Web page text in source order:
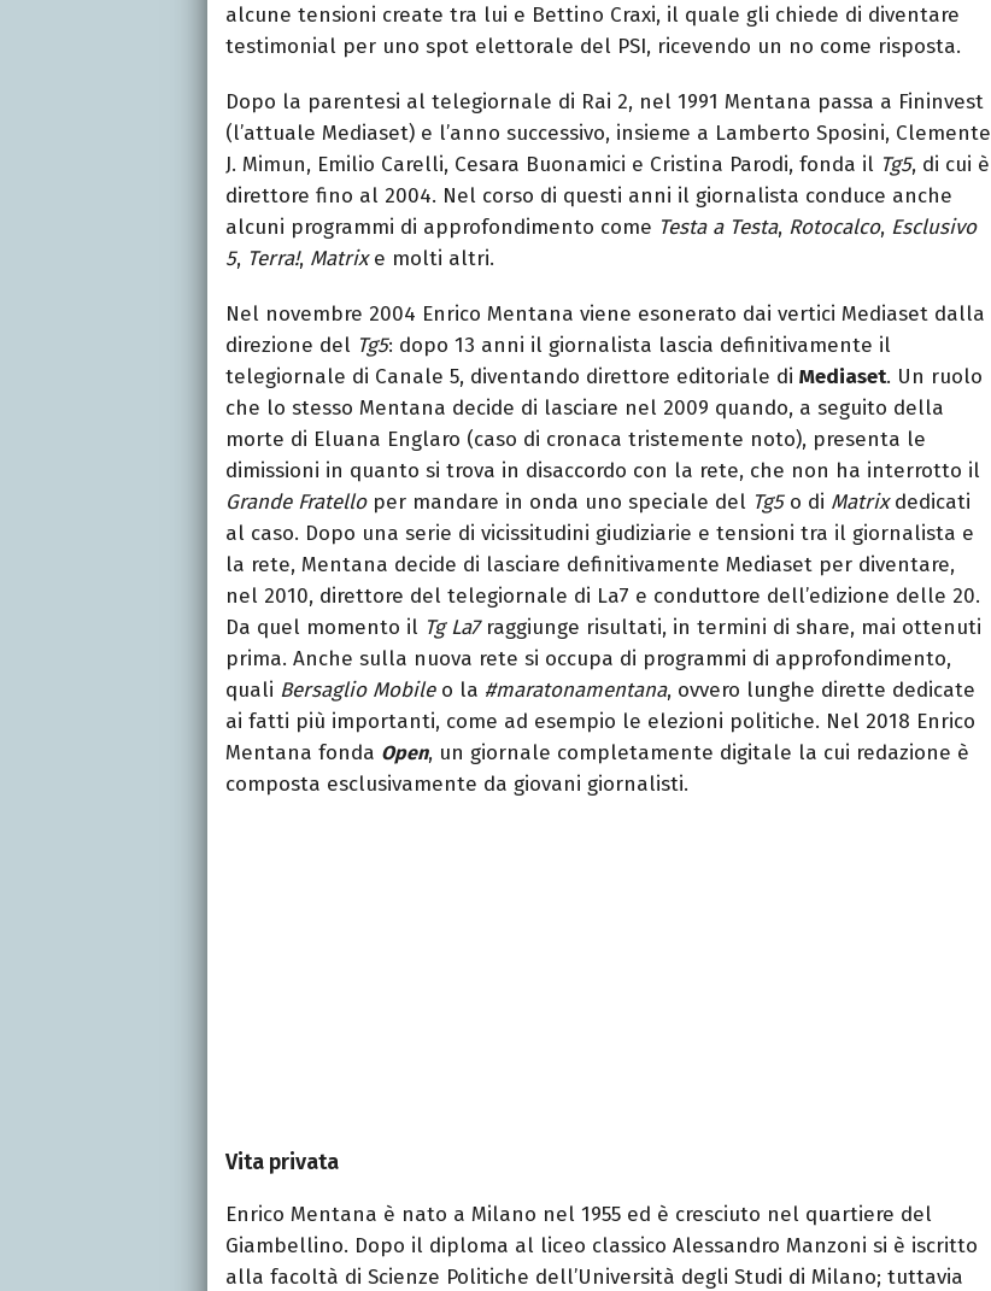
alcune tensioni create tra lui e Bettino Craxi, il quale gli chiede di diventare
testimonial per uno spot elettorale del PSI, ricevendo un no come risposta.
Dopo la parentesi al telegiornale di Rai 2, nel 1991 Mentana passa a Fininvest
(l’attuale Mediaset) e l’anno successivo, insieme a Lamberto Sposini, Clemente
J. Mimun, Emilio Carelli, Cesara Buonamici e Cristina Parodi, fonda il Tg5, di cui è
direttore fino al 2004. Nel corso di questi anni il giornalista conduce anche
alcuni programmi di approfondimento come Testa a Testa, Rotocalco, Esclusivo
5, Terra!, Matrixe molti altri.
Nel novembre 2004 Enrico Mentana viene esonerato dai vertici Mediaset dalla
direzione del Tg5: dopo 13 anni il giornalista lascia definitivamente il
telegiornale di Canale 5, diventando direttore editoriale di Mediaset. Un ruolo
che lo stesso Mentana decide di lasciare nel 2009 quando, a seguito della
morte di Eluana Englaro (caso di cronaca tristemente noto), presenta le
dimissioni in quanto si trova in disaccordo con la rete, che non ha interrotto il
Grande Fratelloper mandare in onda uno speciale del Tg5o di Matrixdedicati
al caso. Dopo una serie di vicissitudini giudiziarie e tensioni tra il giornalista e
la rete, Mentana decide di lasciare definitivamente Mediaset per diventare,
nel 2010, direttore del telegiornale di La7 e conduttore dell’edizione delle 20.
Da quel momento il Tg La7raggiunge risultati, in termini di share, mai ottenuti
prima. Anche sulla nuova rete si occupa di programmi di approfondimento,
quali Bersaglio Mobileo la #maratonamentana, ovvero lunghe dirette dedicate
ai fatti più importanti, come ad esempio le elezioni politiche. Nel 2018 Enrico
Mentana fonda Open, un giornale completamente digitale la cui redazione è
composta esclusivamente da giovani giornalisti.
Vita privata
Enrico Mentana è nato a Milano nel 1955 ed è cresciuto nel quartiere del
Giambellino. Dopo il diploma al liceo classico Alessandro Manzoni si è iscritto
alla facoltà di Scienze Politiche dell’Università degli Studi di Milano; tuttavia